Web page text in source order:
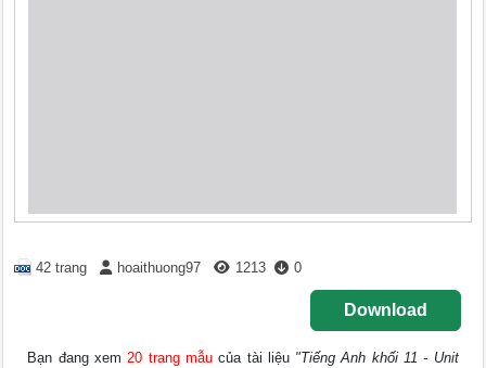
42 trang hoaithuong97 1213 0
Download
Bạn đang xem20 trang mẫucủa tài liệu "Tiếng Anh khối 11 - Unit